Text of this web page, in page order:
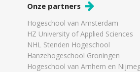
Onze partners
Hogeschool van Amsterdam
HZ University of Applied Sciences
NHL Stenden Hogeschool
Hanzehogeschool Groningen
Hogeschool van Arnhem en